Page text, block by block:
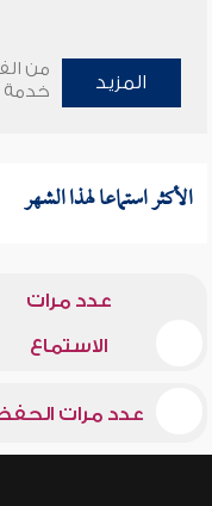
المزيد
من
خدمة
الأكثر استماعا لهذا الشهر
عدد مرات
الاستماع
عدد مرات